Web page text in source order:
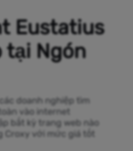
Eustatius
tại Ngón
doanh nghiệp tìm
vào internet
bất kỳ trang web nào
Croxy với mức giá tốt